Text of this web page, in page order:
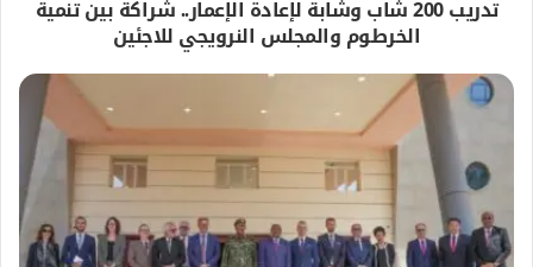
تدريب 200 شاب وشابة لإعادة الإعمار.. شراكة بين تنمية
الخرطوم والمجلس النرويجي للاجئين